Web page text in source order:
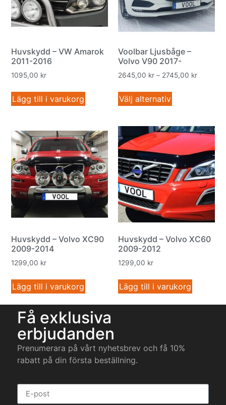
Huvskydd – VW Amarok
2011-2016
1095,00 kr
Lägg till i varukorg
Voolbar Ljusbåge –
Volvo V90 2017-
2645,00 kr – 2745,00 kr
Välj alternativ
Huvskydd – Volvo XC90
2009-2014
1299,00 kr
Lägg till i varukorg
Huvskydd – Volvo XC60
2009-2012
1299,00 kr
Lägg till i varukorg
Få exklusiva
erbjudanden
Prenumerara på vårt nyhetsbrev och få 10%
rabatt på din första beställning.